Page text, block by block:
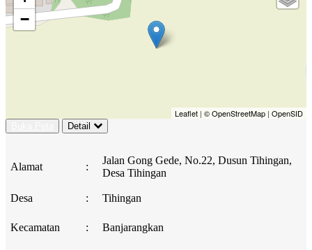
−
Leaflet | © OpenStreetMap | OpenSID
Detail
Alamat :
Jalan Gong Gede, No.22, Dusun Tihingan,
Desa Tihingan
Desa : Tihingan
Kecamatan : Banjarangkan